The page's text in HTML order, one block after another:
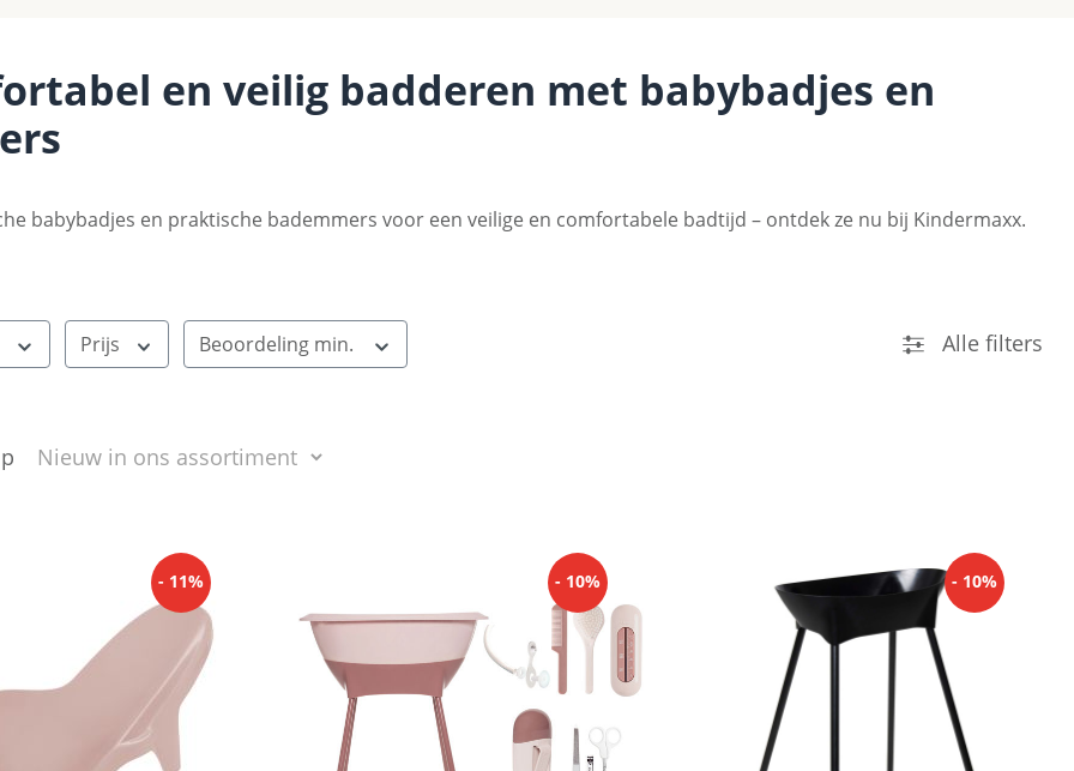
en veilig badderen met babybadjes en
babybadjes en praktische bademmers voor een veilige en comfortabele badtijd – ontdek ze nu bij Kindermaxx.
Prijs Beoordeling min. Alle filters
- 11% - 10% - 10%